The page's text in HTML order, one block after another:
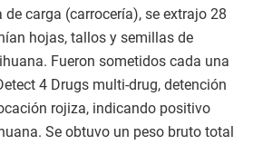
de carga (carrocería), se extrajo 28
hojas, tallos y semillas de
Fueron sometidos cada una
4 Drugs multi-drug, detención
rojiza, indicando positivo
Se obtuvo un peso bruto total